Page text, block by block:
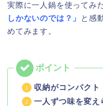
実際に一人鍋を使ってみ
しかないのでは？」
と感
めてみます。
収納がコンパクト
一人ずつ味を変え